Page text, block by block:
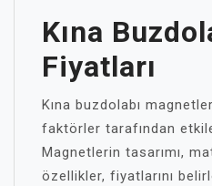
Kına
Fiyatları
Kına buzdolabı
faktörler tarafından
Magnetlerin tasarımı,
özellikler, fiyatlarını